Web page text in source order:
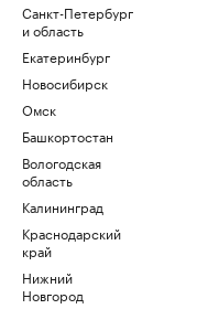
Санкт-Петербург
и область
Екатеринбург
Новосибирск
Омск
Башкортостан
Вологодская
область
Калининград
Краснодарский
край
Нижний
Новгород